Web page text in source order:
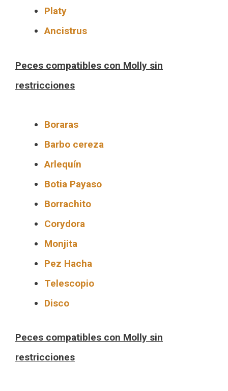
Platy
Ancistrus
Peces compatibles con Molly sin
restricciones
Boraras
Barbo cereza
Arlequín
Botia Payaso
Borrachito
Corydora
Monjita
Pez Hacha
Telescopio
Disco
Peces compatibles con Molly sin
restricciones